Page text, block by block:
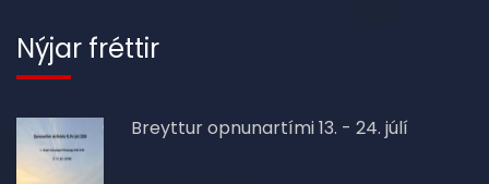
Nýjar fréttir
Breyttur opnunartími 13. - 24. júlí